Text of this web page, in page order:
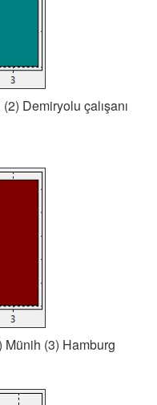
Demiryolu çalışanı
Münih (3) Hamburg